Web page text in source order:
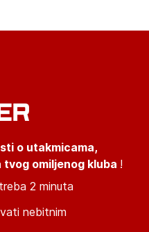
o utakmicama,
omiljenog kluba !
2 minuta
nebitnim